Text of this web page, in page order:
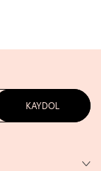
KAYDOL